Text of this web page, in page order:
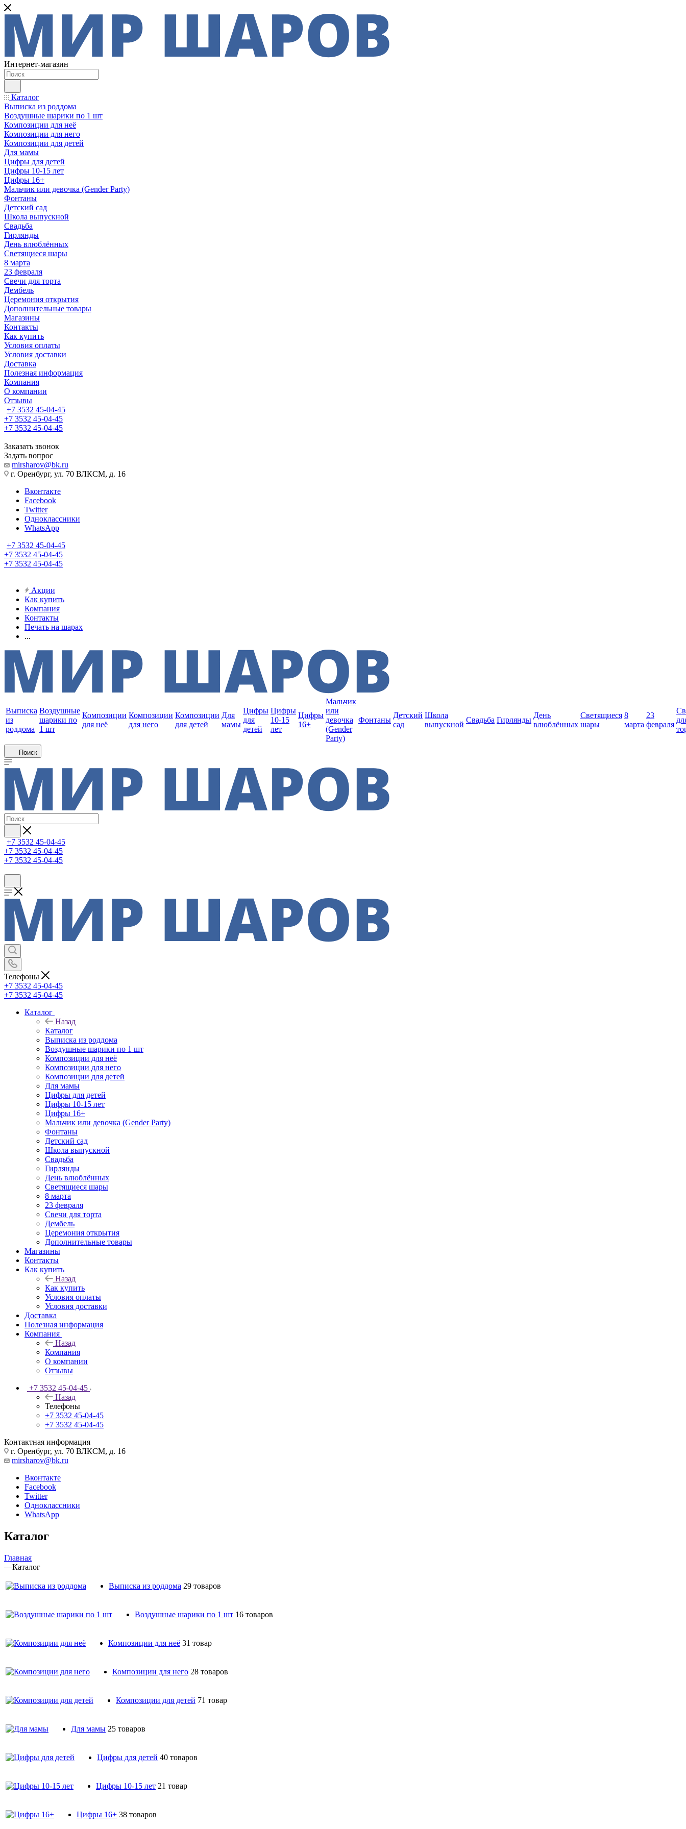
Интернет-магазин
Каталог
Выписка из роддома
Воздушные шарики по 1 шт
Композиции для неё
Композиции для него
Композиции для детей
Для мамы
Цифры для детей
Цифры 10-15 лет
Цифры 16+
Мальчик или девочка (Gender Party)
Фонтаны
Детский сад
Школа выпускной
Свадьба
Гирлянды
День влюблённых
Светящиеся шары
8 марта
23 февраля
Свечи для торта
Дембель
Церемония открытия
Дополнительные товары
Магазины
Контакты
Как купить
Условия оплаты
Условия доставки
Доставка
Полезная информация
Компания
О компании
Отзывы
+7 3532 45-04-45
+7 3532 45-04-45
+7 3532 45-04-45
Заказать звонок
Задать вопрос
mirsharov@bk.ru
г. Оренбург, ул. 70 ВЛКСМ, д. 16
Вконтакте
Facebook
Twitter
Одноклассники
WhatsApp
+7 3532 45-04-45
+7 3532 45-04-45
+7 3532 45-04-45
Акции
Как купить
Компания
Контакты
Печать на шарах
...
Выписка
из
роддома
Воздушные
шарики по
1 шт
Композиции
для неё
Композиции
для него
Композиции
для детей
Для
мамы
Цифры
для
детей
Цифры
10-15
лет
Цифры
16+
Мальчик
или
девочка
(Gender
Party)
Фонтаны
Детский
сад
Школа
выпускной
Свадьба Гирлянды
День
влюблённых
Светящиеся
шары
8
марта
23
февраля
Поиск
+7 3532 45-04-45
+7 3532 45-04-45
+7 3532 45-04-45
Телефоны
+7 3532 45-04-45
+7 3532 45-04-45
Каталог
Назад
Каталог
Выписка из роддома
Воздушные шарики по 1 шт
Композиции для неё
Композиции для него
Композиции для детей
Для мамы
Цифры для детей
Цифры 10-15 лет
Цифры 16+
Мальчик или девочка (Gender Party)
Фонтаны
Детский сад
Школа выпускной
Свадьба
Гирлянды
День влюблённых
Светящиеся шары
8 марта
23 февраля
Свечи для торта
Дембель
Церемония открытия
Дополнительные товары
Магазины
Контакты
Как купить
Назад
Как купить
Условия оплаты
Условия доставки
Доставка
Полезная информация
Компания
Назад
Компания
О компании
Отзывы
+7 3532 45-04-45
Назад
Телефоны
+7 3532 45-04-45
+7 3532 45-04-45
Контактная информация
г. Оренбург, ул. 70 ВЛКСМ, д. 16
mirsharov@bk.ru
Вконтакте
Facebook
Twitter
Одноклассники
WhatsApp
Каталог
Главная
—Каталог
Выписка из роддома 29 товаров
Воздушные шарики по 1 шт 16 товаров
Композиции для неё 31 товар
Композиции для него 28 товаров
Композиции для детей 71 товар
Для мамы 25 товаров
Цифры для детей 40 товаров
Цифры 10-15 лет 21 товар
Цифры 16+ 38 товаров